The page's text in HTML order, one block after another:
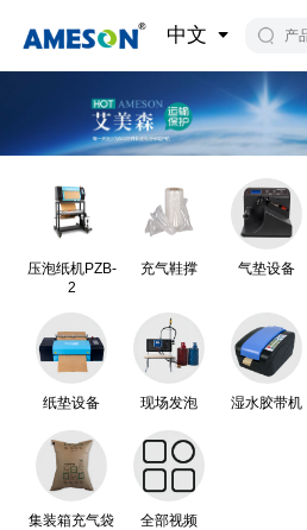
中文
压泡纸机PZB-
2
充气鞋撑 气垫设备
纸垫设备 现场发泡 湿水胶带机
集装箱充气袋 全部视频